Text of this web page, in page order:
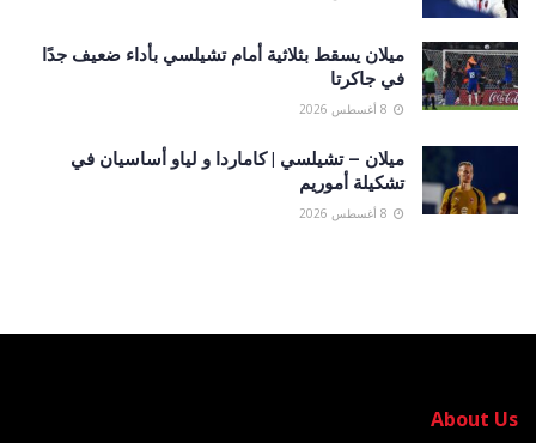
ميلان يسقط بثلاثية أمام تشيلسي بأداء ضعيف جدًا
في جاكرتا
ميلان – تشيلسي | كاماردا و لياو أساسيان في
تشكيلة أموريم
About Us